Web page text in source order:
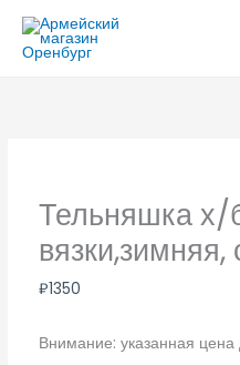
Перейти
содержимому
Тельняшка х/
вязки,зимняя,
₽1350
Внимание: указанная